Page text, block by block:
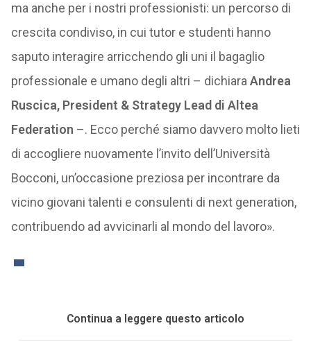
ma anche per i nostri professionisti: un percorso di
crescita condiviso, in cui tutor e studenti hanno
saputo interagire arricchendo gli uni il bagaglio
professionale e umano degli altri – dichiara Andrea
Ruscica, President & Strategy Lead di Altea
Federation –. Ecco perché siamo davvero molto lieti
di accogliere nuovamente l’invito dell’Università
Bocconi, un’occasione preziosa per incontrare da
vicino giovani talenti e consulenti di next generation,
contribuendo ad avvicinarli al mondo del lavoro».
Continua a leggere questo articolo